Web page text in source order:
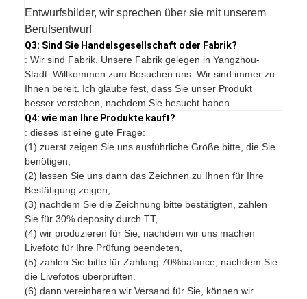
Entwurfsbilder, wir sprechen über sie mit unserem
Berufsentwurf
Q3: Sind Sie Handelsgesellschaft oder Fabrik?
: Wir sind Fabrik. Unsere Fabrik gelegen in Yangzhou-
Stadt. Willkommen zum Besuchen uns. Wir sind immer zu
Ihnen bereit. Ich glaube fest, dass Sie unser Produkt
besser verstehen, nachdem Sie besucht haben.
Q4: wie man Ihre Produkte kauft?
: dieses ist eine gute Frage:
(1) zuerst zeigen Sie uns ausführliche Größe bitte, die Sie
benötigen,
(2) lassen Sie uns dann das Zeichnen zu Ihnen für Ihre
Bestätigung zeigen,
(3) nachdem Sie die Zeichnung bitte bestätigten, zahlen
Sie für 30% deposity durch TT,
(4) wir produzieren für Sie, nachdem wir uns machen
Livefoto für Ihre Prüfung beendeten,
(5) zahlen Sie bitte für Zahlung 70%balance, nachdem Sie
die Livefotos überprüften.
(6) dann vereinbaren wir Versand für Sie, können wir